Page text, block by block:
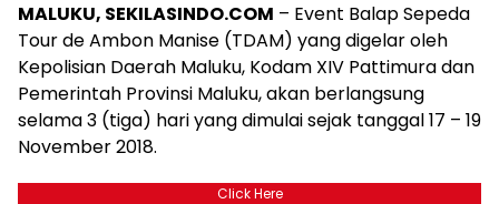
MALUKU, SEKILASINDO.COM – Event Balap Sepeda
Tour de Ambon Manise (TDAM) yang digelar oleh
Kepolisian Daerah Maluku, Kodam XIV Pattimura dan
Pemerintah Provinsi Maluku, akan berlangsung
selama 3 (tiga) hari yang dimulai sejak tanggal 17 – 19
November 2018.
Click Here